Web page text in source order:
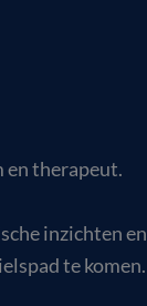
en therapeut.
inzichten en
te komen.